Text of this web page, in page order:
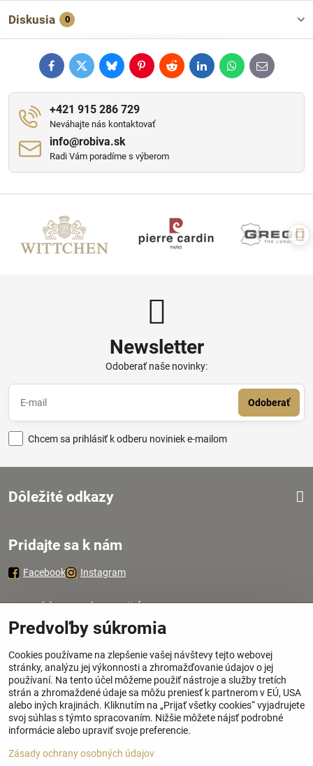
Diskusia 0
FacebookTwitterBlueskyPinterestRedditLinkedInWhatsApp
E-
mail
+421 915 286 729
Neváhajte nás kontaktovať
info​@robiva​.sk
Radi Vám poradíme s výberom
Newsletter
Odoberať naše novinky:
Odoberať
Chcem sa prihlásiť k odberu noviniek e-mailom
Dôležité odkazy
Pridajte sa k nám
Facebook Instagram
Zavoláme Vám späť
Odoslať
Predvoľby súkromia
Cookies používame na zlepšenie vašej návštevy tejto webovej
stránky, analýzu jej výkonnosti a zhromažďovanie údajov o jej
používaní. Na tento účel môžeme použiť nástroje a služby tretích
strán a zhromaždené údaje sa môžu preniesť k partnerom v EÚ, USA
alebo iných krajinách. Kliknutím na „Prijať všetky cookies“ vyjadrujete
svoj súhlas s týmto spracovaním. Nižšie môžete nájsť podrobné
informácie alebo upraviť svoje preferencie.
Zásady ochrany osobných údajov